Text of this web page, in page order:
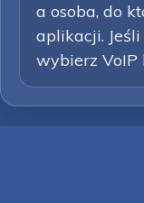
a osoba, do
aplikacji. Jeśli
wybierz VoIP